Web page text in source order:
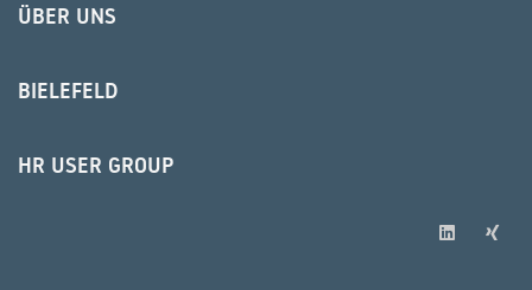
ÜBER UNS
BIELEFELD
HR USER GROUP